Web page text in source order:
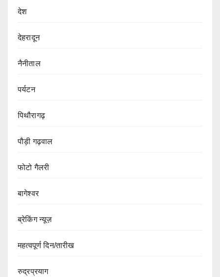
देश
देहरादून
नैनीताल
पर्यटन
पिथौरागढ़
पौड़ी गढ़वाल
फोटो गैलरी
बागेश्वर
ब्रेकिंग न्यूज़
महत्वपूर्ण दिन/तारीख
रुद्रप्रयाग